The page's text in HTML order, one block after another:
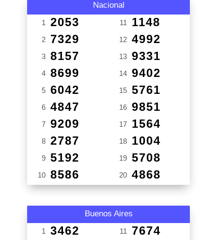
Nacional
1 2053
2 7329
3 8157
4 8699
5 6042
6 4847
7 9209
8 2787
9 5192
10 8586
11 1148
12 4992
13 9331
14 9402
15 5761
16 9851
17 1564
18 1004
19 5708
20 4868
Buenos Aires
1 3462 11 7674